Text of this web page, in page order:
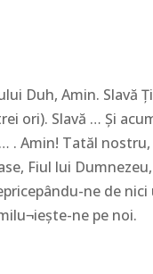
Duh, Amin. Slavă
ori). Slavă … Și
. Amin! Tatăl
Fiul lui
ne de
ne pe noi.